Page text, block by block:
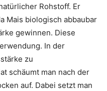
Rohstoff. Er
Mais biologisch abbaubar
gewinnen. Diese
In der
zu
schäumt man nach der
auf. Dabei setzt man